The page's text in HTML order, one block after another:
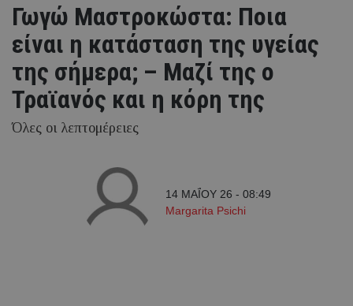
Γωγώ Μαστροκώστα: Ποια
είναι η κατάσταση της υγείας
της σήμερα; – Μαζί της ο
Τραϊανός και η κόρη της
Όλες οι λεπτομέρειες
14 ΜΑΪ́ΟΥ 26 - 08:49
Margarita Psichi